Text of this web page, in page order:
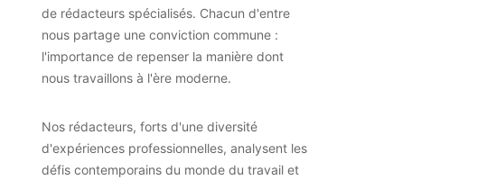
de rédacteurs spécialisés. Chacun d'entre
nous partage une conviction commune :
l'importance de repenser la manière dont
nous travaillons à l'ère moderne.
Nos rédacteurs, forts d'une diversité
d'expériences professionnelles, analysent les
défis contemporains du monde du travail et